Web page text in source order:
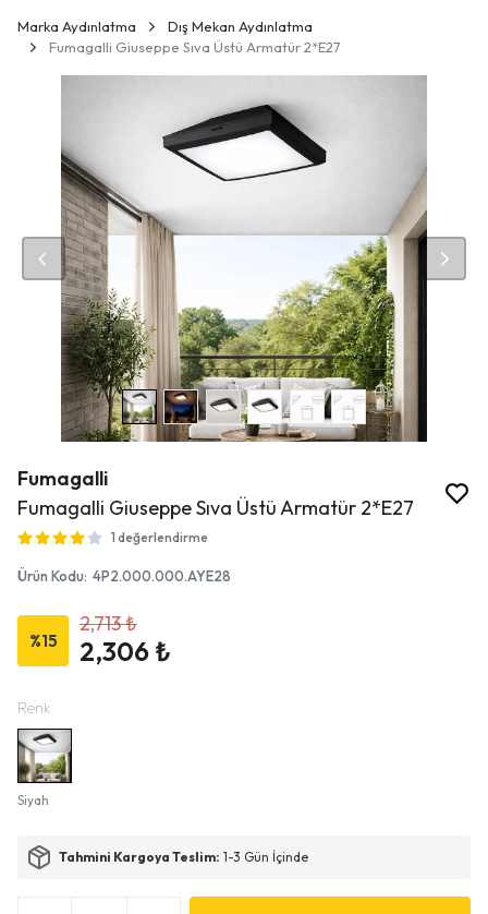
Marka Aydınlatma
Dış Mekan Aydınlatma
Fumagalli Giuseppe Sıva Üstü Armatür 2*E27
Fumagalli
Fumagalli Giuseppe Sıva Üstü Armatür 2*E27
1 değerlendirme
Ürün Kodu: 4P2.000.000.AYE28
%15
2,713 ₺
2,306 ₺
Renk
Siyah
Tahmini Kargoya Teslim: 1-3 Gün İçinde